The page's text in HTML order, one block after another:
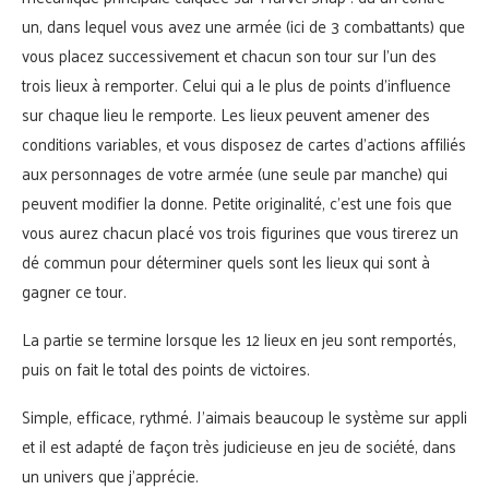
un, dans lequel vous avez une armée (ici de 3 combattants) que
vous placez successivement et chacun son tour sur l’un des
trois lieux à remporter. Celui qui a le plus de points d’influence
sur chaque lieu le remporte. Les lieux peuvent amener des
conditions variables, et vous disposez de cartes d’actions affiliés
aux personnages de votre armée (une seule par manche) qui
peuvent modifier la donne. Petite originalité, c’est une fois que
vous aurez chacun placé vos trois figurines que vous tirerez un
dé commun pour déterminer quels sont les lieux qui sont à
gagner ce tour.
La partie se termine lorsque les 12 lieux en jeu sont remportés,
puis on fait le total des points de victoires.
Simple, efficace, rythmé. J’aimais beaucoup le système sur appli
et il est adapté de façon très judicieuse en jeu de société, dans
un univers que j’apprécie.